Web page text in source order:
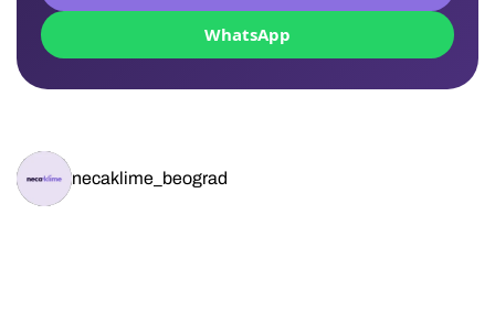
WhatsApp
necaklime_beograd